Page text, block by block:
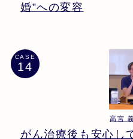
婚”への変容
CASE
高宮
がん治療後も安心